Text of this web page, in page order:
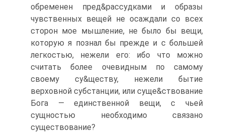
обременен пред&рассудками и образы
чувственных вещей не осаждали со всех
сторон мое мышление, не было бы вещи,
которую я познал бы прежде и с большей
легкостью, нежели его: ибо что можно
считать более очевидным по самому
своему су&ществу, нежели бытие
верховной субстанции, или суще&ствование
Бога — единственной вещи, с чьей
сущностью необходимо связано
существование?